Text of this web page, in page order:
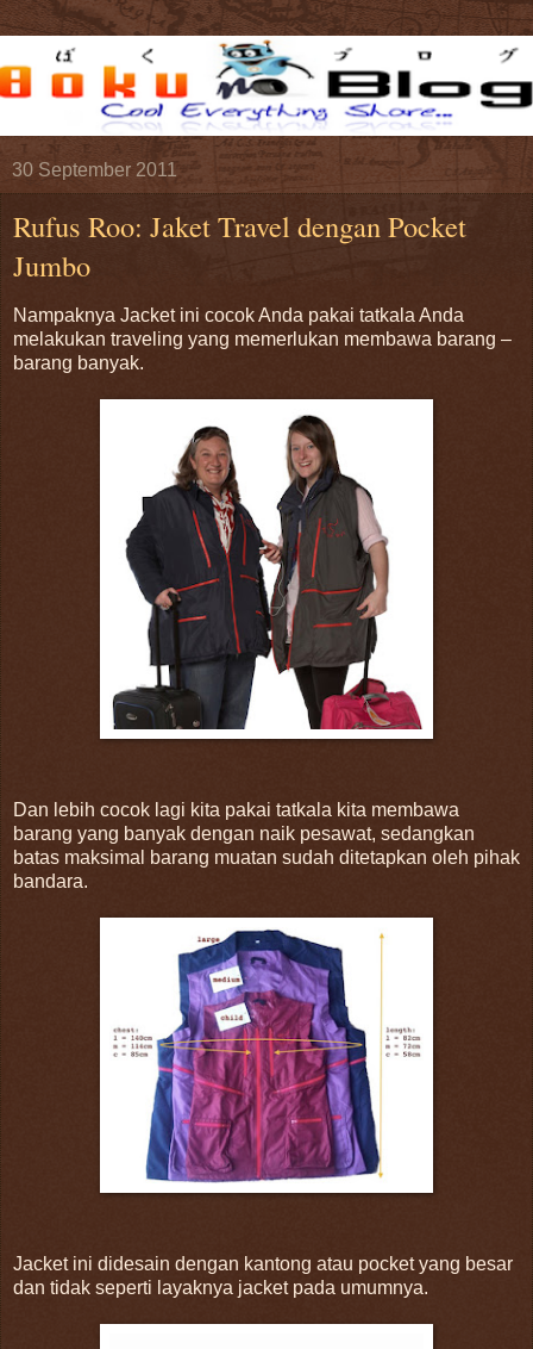
30 September 2011
Rufus Roo: Jaket Travel dengan Pocket
Jumbo
Nampaknya Jacket ini cocok Anda pakai tatkala Anda
melakukan traveling yang memerlukan membawa barang –
barang banyak.
Dan lebih cocok lagi kita pakai tatkala kita membawa
barang yang banyak dengan naik pesawat, sedangkan
batas maksimal barang muatan sudah ditetapkan oleh pihak
bandara.
Jacket ini didesain dengan kantong atau pocket yang besar
dan tidak seperti layaknya jacket pada umumnya.